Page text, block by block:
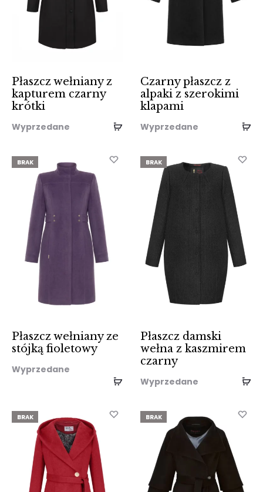
Płaszcz wełniany z
kapturem czarny
krótki
Wyprzedane
Czarny płaszcz z
alpaki z szerokimi
klapami
Wyprzedane
BRAK
Płaszcz wełniany ze
stójką fioletowy
Wyprzedane
BRAK
Płaszcz damski
wełna z kaszmirem
czarny
Wyprzedane
BRAK BRAK